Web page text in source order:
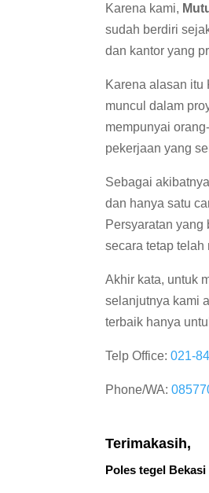
Karena kami,
sudah berdiri
dan kantor yang
Karena alasan
muncul dalam
mempunyai
pekerjaan yang
Sebagai
dan hanya satu
Persyaratan
secara tetap telah
Akhir kata, untuk
selanjutnya kami
terbaik hanya
Telp Office:021-
Phone/WA:
Terimakasih,
Poles tegel Bekasi